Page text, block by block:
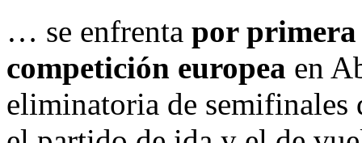
… se enfrenta por primera
competición europea en
eliminatoria de semifinales